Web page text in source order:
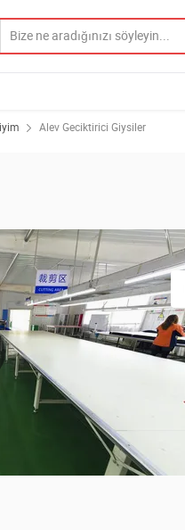
Alev Geciktirici Giysiler